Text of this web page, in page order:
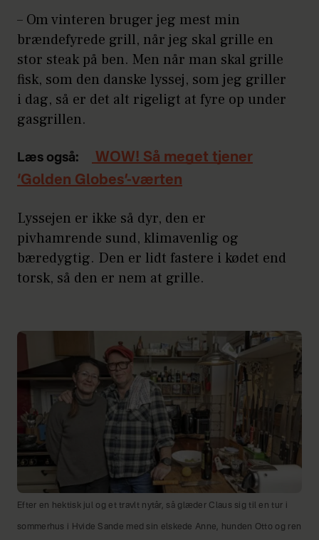
– Om vinteren bruger jeg mest min
brændefyrede grill, når jeg skal grille en
stor steak på ben. Men når man skal grille
fisk, som den danske lyssej, som jeg griller
i dag, så er det alt rigeligt at fyre op under
gasgrillen.
Læs også:
WOW! Så meget tjener
‘Golden Globes’-værten
Lyssejen er ikke så dyr, den er
pivhamrende sund, klimavenlig og
bæredygtig. Den er lidt fastere i kødet end
torsk, så den er nem at grille.
Efter en hektisk jul og et travlt nytår, så glæder Claus sig til en tur i
sommerhus i Hvide Sande med sin elskede Anne, hunden Otto og ren